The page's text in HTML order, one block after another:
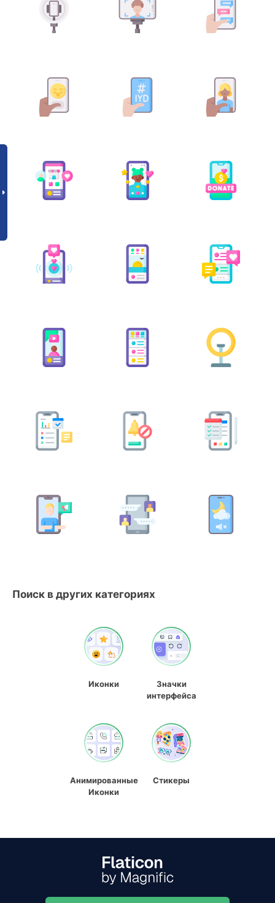
Поиск в других категориях
Иконки
Значки
интерфейса
Анимированные
Иконки
Стикеры